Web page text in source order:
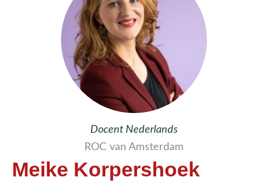
Docent Nederlands
ROC van Amsterdam
Meike Korpershoek